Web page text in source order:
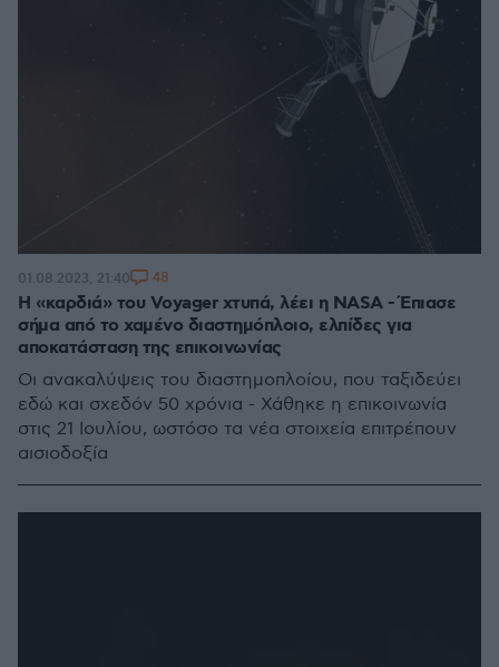
Η «καρδιά» του Voyager χτυπά, λέει η NASA - Έπιασε
σήμα από το χαμένο διαστημόπλοιο, ελπίδες για
αποκατάσταση της επικοινωνίας
Οι ανακαλύψεις του διαστημοπλοίου, που ταξιδεύει
εδώ και σχεδόν 50 χρόνια - Χάθηκε η επικοινωνία
στις 21 Ιουλίου, ωστόσο τα νέα στοιχεία επιτρέπουν
αισιοδοξία
01.08.2023, 21:40 48